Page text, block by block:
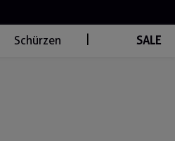
Schürzen SALE